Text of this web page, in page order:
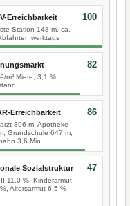
Erreichbarkeit
Station 148 m, ca.
werktags
100
m² Miete, 3,1 %
82
Erreichbarkeit
896 m, Apotheke
Grundschule 647 m,
3,6 Min.
86
Sozialstruktur
11,0 %, Kinderarmut
Altersarmut 6,5 %
47